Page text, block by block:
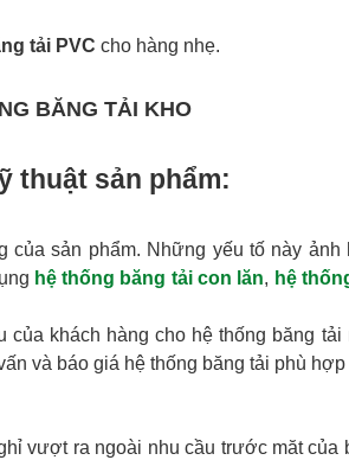
tải PVC cho hàng nhẹ.
BĂNG TẢI KHO
thuật sản phẩm:
của sản phẩm. Những yếu tố này
hệ thống băng tải con lăn, hệ
của khách hàng cho hệ thống băng tải
và báo giá hệ thống băng tải phù hợp
vượt ra ngoài nhu cầu trước măt của